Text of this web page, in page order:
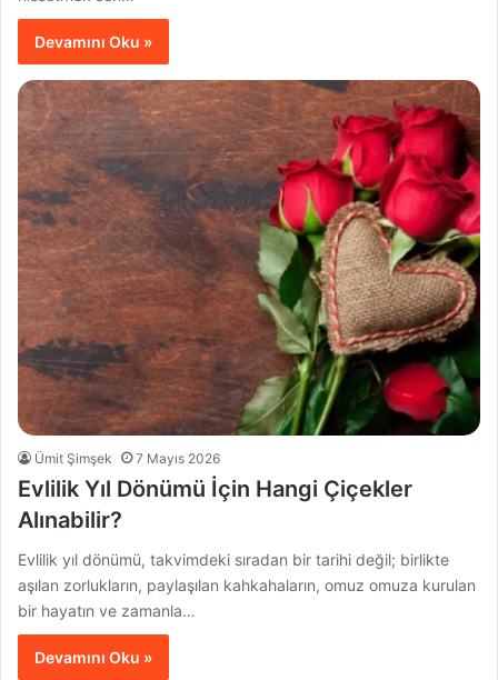
Devamını Oku »
Ümit Şimşek 7 Mayıs 2026
Evlilik Yıl Dönümü İçin Hangi Çiçekler
Alınabilir?
Evlilik yıl dönümü, takvimdeki sıradan bir tarihi değil; birlikte
aşılan zorlukların, paylaşılan kahkahaların, omuz omuza kurulan
bir hayatın ve zamanla…
Devamını Oku »